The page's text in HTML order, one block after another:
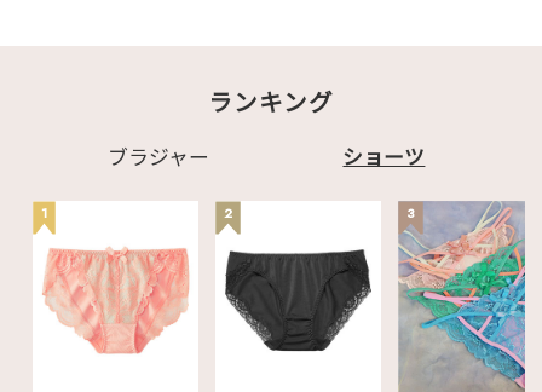
トを𝑪𝒉𝒆𝒄𝒌☑︎
ブラ(R) ✧152481 超
盛無地 プレーンショー
♡┈┈┈┈┈┈┈┈┈
┈┈┈┈┈┈┈┈┈┈
┈♡ 最後までご覧い
ただきありがとうござ
います♪ 掲載商品は画
像をタップ‼ 気になる
投稿は"保存"がオスス
メ☑ この投稿の他に
も ・ ランジェリー、
も もっと自由に、もっ
𝑪𝒉𝒆𝒄𝒌☑︎
♡┈┈┈┈┈┈┈┈┈
┈♡ 𓂃✍️商品はこち
ら ✧1104014 吸水
盛ブラ(R) ▼コーディ
ネート商品 ✧152481
ョーツ
♡┈┈┈┈┈┈┈┈┈
┈┈┈┈┈┈┈┈┈┈
┈♡ 最後までご覧い
ただきありがとうござ
います♪ 掲載商品は画
ランキング
ブラジャー ショーツ
1 2 3